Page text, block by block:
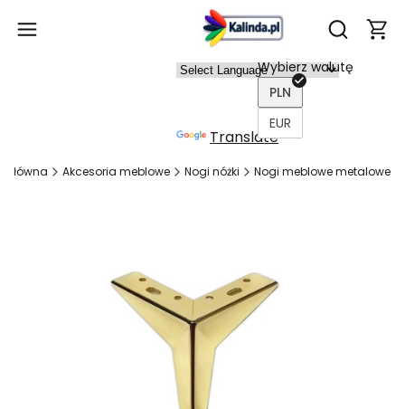
Otwórz
Translate
Wybierz walutę
PLN
EUR
główna Akcesoria meblowe Nogi nóżki Nogi meblowe metalowe